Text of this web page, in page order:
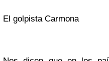
El golpista Carmona